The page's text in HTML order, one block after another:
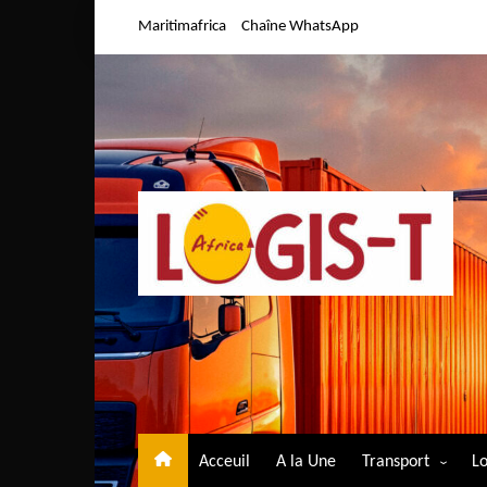
Maritimafrica Chaîne WhatsApp
Acceuil A la Une Transport